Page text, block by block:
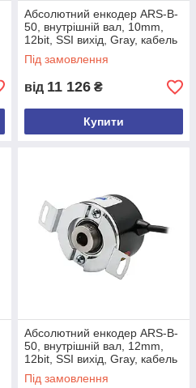
Абсолютний енкодер ARS-B-
50, внутрішній вал, 10mm,
12bit, SSI вихід, Gray, кабель
10м, задній+спираль
Під замовлення
від 11 126 ₴
Купити
Абсолютний енкодер ARS-B-
50, внутрішній вал, 12mm,
12bit, SSI вихід, Gray, кабель
3м, задній
Під замовлення